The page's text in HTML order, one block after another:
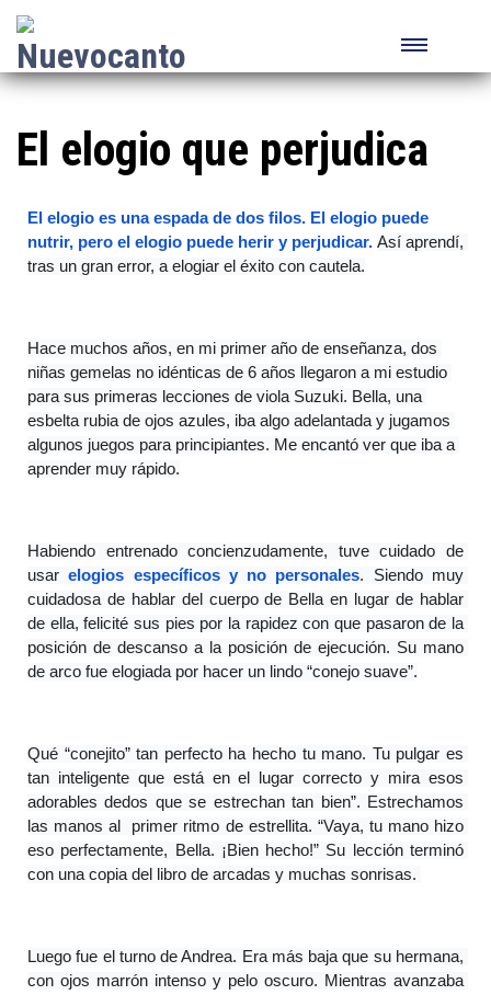
El elogio que perjudica
El elogio es una espada de dos filos. El elogio puede
nutrir, pero el elogio puede herir y perjudicar. Así aprendí,
tras un gran error, a elogiar el éxito con cautela.
Hace muchos años, en mi primer año de enseñanza, dos
niñas gemelas no idénticas de 6 años llegaron a mi estudio
para sus primeras lecciones de viola Suzuki. Bella, una
esbelta rubia de ojos azules, iba algo adelantada y jugamos
algunos juegos para principiantes. Me encantó ver que iba a
aprender muy rápido.
Habiendo entrenado concienzudamente, tuve cuidado de
usar elogios específicos y no personales. Siendo muy
cuidadosa de hablar del cuerpo de Bella en lugar de hablar
de ella, felicité sus pies por la rapidez con que pasaron de la
posición de descanso a la posición de ejecución. Su mano
de arco fue elogiada por hacer un lindo “conejo suave”.
Qué “conejito” tan perfecto ha hecho tu mano. Tu pulgar es
tan inteligente que está en el lugar correcto y mira esos
adorables dedos que se estrechan tan bien”. Estrechamos
las manos al  primer ritmo de estrellita. “Vaya, tu mano hizo
eso perfectamente, Bella. ¡Bien hecho!” Su lección terminó
con una copia del libro de arcadas y muchas sonrisas.
Luego fue el turno de Andrea. Era más baja que su hermana,
con ojos marrón intenso y pelo oscuro. Mientras avanzaba